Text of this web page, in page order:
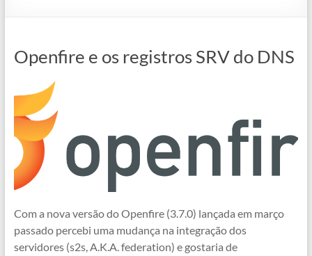
Openfire e os registros SRV do DNS
Com a nova versão do Openfire (3.7.0) lançada em março
passado percebi uma mudança na integração dos
servidores (s2s, A.K.A. federation) e gostaria de